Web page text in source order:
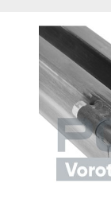
Окна, порталы,
МЕНЮ
Главная
Акции
Примеры